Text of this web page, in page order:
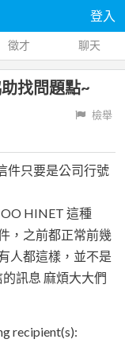
登入
徵才 聊天
找問題點~
檢舉
件只要是公司行號
HINET 這種
，之前都正常前幾
人都這樣，並不是
訊息 麻煩大大們
recipient(s):